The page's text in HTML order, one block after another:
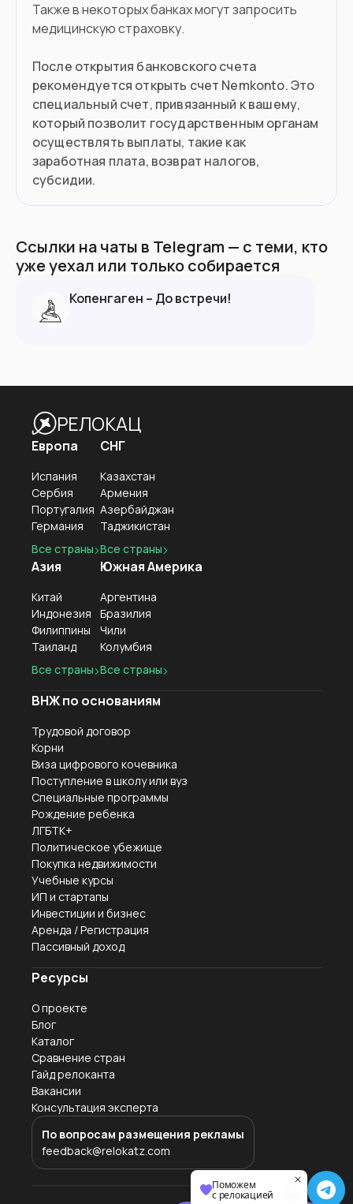
Также в некоторых банках могут запросить
медицинскую страховку.
После открытия банковского счета
рекомендуется открыть счет Nemkonto. Это
специальный счет, привязанный к вашему,
который позволит государственным органам
осуществлять выплаты, такие как
заработная плата, возврат налогов,
субсидии.
Ссылки на чаты в Telegram — с теми, кто
уже уехал или только собирается
Копенгаген – До встречи!
РЕЛОКАЦ
Европа
Испания
Сербия
Португалия
Германия
Все страны
Азия
Китай
Индонезия
Филиппины
Таиланд
Все страны
СНГ
Казахстан
Армения
Азербайджан
Таджикистан
Все страны
Южная Америка
Аргентина
Бразилия
Чили
Колумбия
Все страны
ВНЖ по основаниям
Трудовой договор
Корни
Виза цифрового кочевника
Поступление в школу или вуз
Специальные программы
Рождение ребенка
ЛГБТК+
Политическое убежище
Покупка недвижимости
Учебные курсы
ИП и стартапы
Инвестиции и бизнес
Аренда / Регистрация
Пассивный доход
Ресурсы
О проекте
Блог
Каталог
Сравнение стран
Гайд релоканта
Вакансии
Консультация эксперта
По вопросам размещения рекламы
feedback@relokatz.com
Поможем
с релокацией